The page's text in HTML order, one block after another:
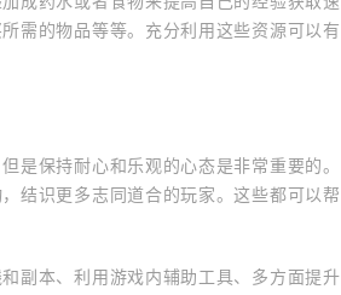
需的物品等等。充分利用这些资源可以有
是保持耐心和乐观的心态是非常重要的。
结识更多志同道合的玩家。这些都可以帮
副本、利用游戏内辅助工具、多方面提升